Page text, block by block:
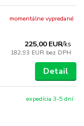
225,00 EUR/ks
182,93 EUR bez DPH
momentálne vypredané
Detail
expedícia 3-5 dní